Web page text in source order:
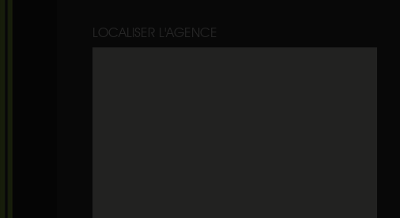
LOCALISER L'AGENCE